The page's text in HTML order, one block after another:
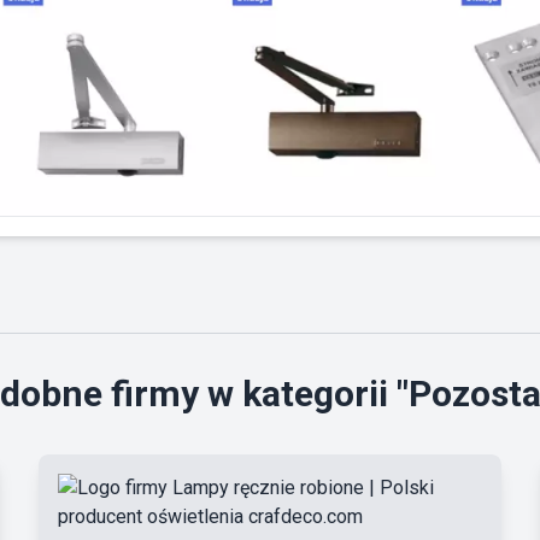
firmy w kategorii